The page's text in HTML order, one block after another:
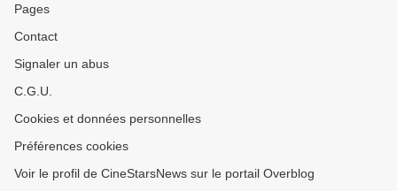
Pages
Contact
Signaler un abus
C.G.U.
Cookies et données personnelles
Préférences cookies
Voir le profil de CineStarsNews sur le portail Overblog